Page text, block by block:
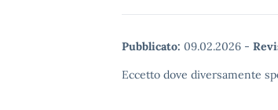
Pubblicato: 09.02.2026 -
Eccetto dove diversamente